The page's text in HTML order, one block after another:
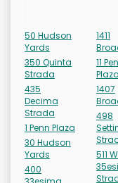
50 Hudson
Yards
350 Quinta
Strada
435
Decima
Strada
1 Penn Plaza
30 Hudson
Yards
400
1411
11
Plaza
1407
498
511